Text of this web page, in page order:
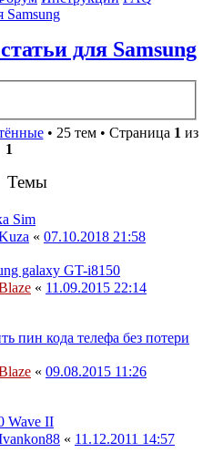
Samsung
для Samsung
• 25 тем • Страница 1 из
1
Темы
Sim
« 07.10.2018 21:58
galaxy GT-i8150
« 11.09.2015 22:14
пин кода телефа без потери
« 09.08.2015 11:26
Wave II
« 11.12.2011 14:57